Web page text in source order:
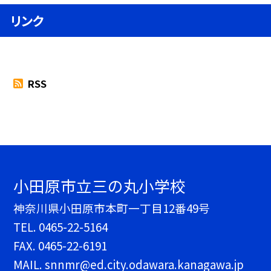
リンク
RSS
小田原市立三の丸小学校
神奈川県小田原市本町一丁目12番49号
TEL. 0465-22-5164
FAX. 0465-22-6191
MAIL. snnmr@ed.city.odawara.kanagawa.jp